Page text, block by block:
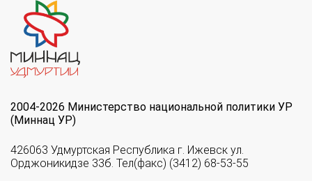
2004-2026 Министерство национальной политики УР
(Миннац УР)
426063 Удмуртская Республика г. Ижевск ул.
Орджоникидзе 33б. Тел(факс) (3412) 68-53-55